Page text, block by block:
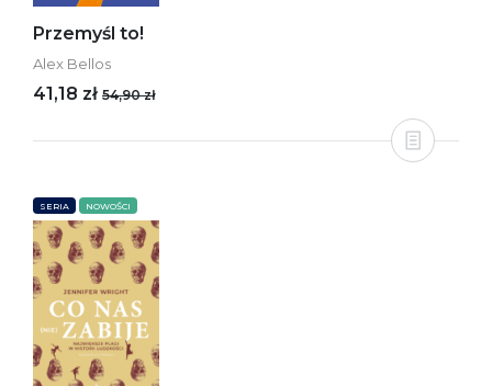
Przemyśl to!
Alex Bellos
41,18 zł 54,90 zł
SERIA NOWOŚCI